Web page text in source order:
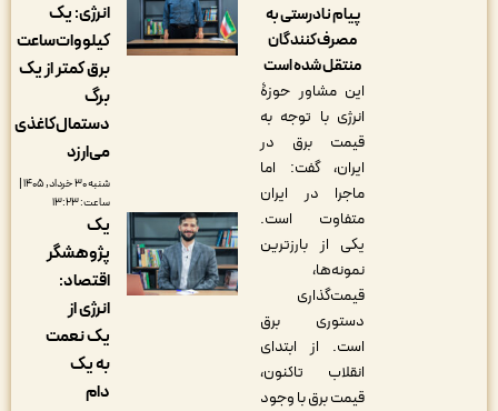
پیام نادرستی به
مصرف‌کنندگان
منتقل شده است
این مشاور حوزۀ
انرژی با توجه‌ به
قیمت برق در
ایران، گفت: اما
ماجرا در ایران
متفاوت است.
یکی از بارزترین
نمونه‌ها،
قیمت‌گذاری
دستوری برق
است. از ابتدای
انقلاب تاکنون،
قیمت برق با وجود
انرژی: یک
کیلووات‌ساعت
برق کمتر از یک
دستمال‌کاغذی
شنبه ۳۰ خرداد, ۱۴۰۵ |
یک
پژوهشگر
اقتصاد:
یک نعمت